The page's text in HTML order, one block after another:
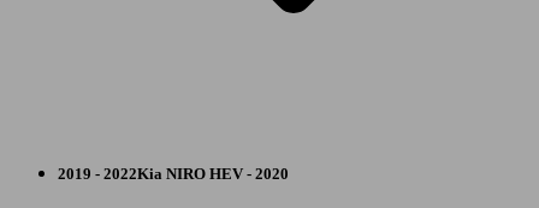
SUV/4x4/Pick-up
2019 - 2022Kia NIRO HEV - 2020